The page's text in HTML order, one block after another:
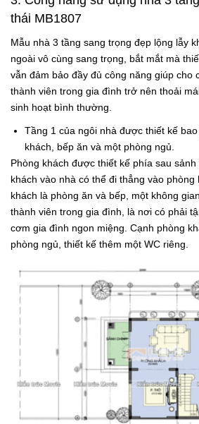
thái MB1807
Mẫu nhà 3 tầng sang trọng đẹp lộng lẫy
ngoài vô cùng sang trọng, bắt mắt mà
vẫn đảm bảo đầy đủ công năng giúp cho
thành viên trong gia đình trở nên thoải
sinh hoạt bình thường.
Tầng 1 của ngôi nhà được thiết kế
khách, bếp ăn và một phòng ngủ.
Phòng khách được thiết kế phía sau
khách vào nhà có thể đi thẳng vào phòng
khách là phòng ăn và bếp, một không
thành viên trong gia đình, là nơi có phải
cơm gia đình ngon miệng. Cạnh phòng
phòng ngủ, thiết kế thêm một WC riêng.